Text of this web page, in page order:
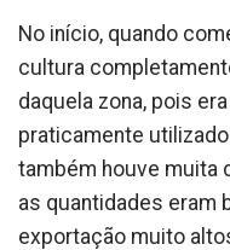
No início, quando
cultura
daquela zona, pois
praticamente
também houve muita
as quantidades eram
exportação muito